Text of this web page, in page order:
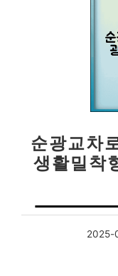
순광교차
생활밀착
2025-